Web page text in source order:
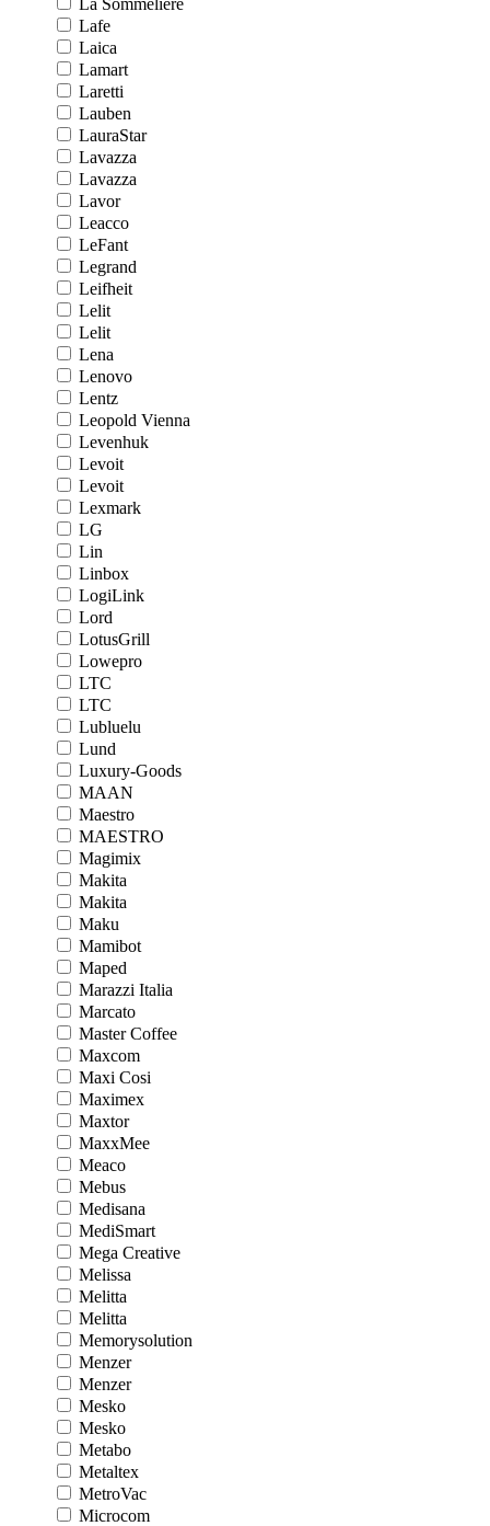
La Sommeliere
Lafe
Laica
Lamart
Laretti
Lauben
LauraStar
Lavazza
Lavazza
Lavor
Leacco
LeFant
Legrand
Leifheit
Lelit
Lelit
Lena
Lenovo
Lentz
Leopold Vienna
Levenhuk
Levoit
Levoit
Lexmark
LG
Lin
Linbox
LogiLink
Lord
LotusGrill
Lowepro
LTC
LTC
Lubluelu
Lund
Luxury-Goods
MAAN
Maestro
MAESTRO
Magimix
Makita
Makita
Maku
Mamibot
Maped
Marazzi Italia
Marcato
Master Coffee
Maxcom
Maxi Cosi
Maximex
Maxtor
MaxxMee
Meaco
Mebus
Medisana
MediSmart
Mega Creative
Melissa
Melitta
Melitta
Memorysolution
Menzer
Menzer
Mesko
Mesko
Metabo
Metaltex
MetroVac
Microcom